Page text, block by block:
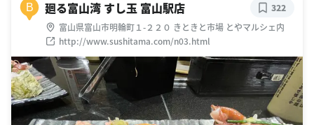
B 廻る富山湾 すし玉 富山駅店
富山県富山市明輪町１-２２０ きときと市場 とやマルシェ内
http://www.sushitama.com/n03.html
322